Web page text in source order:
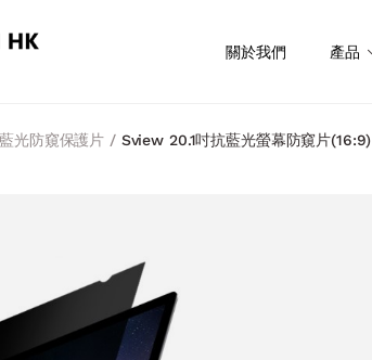
關於我們 產品
光防窺保護片 / Sview 20.1吋抗藍光螢幕防窺片(16:9)